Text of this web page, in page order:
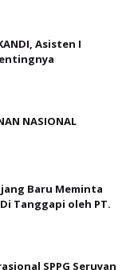
Asisten I
NASIONAL
Baru Meminta
Tanggapi oleh PT.
SPPG Seruyan